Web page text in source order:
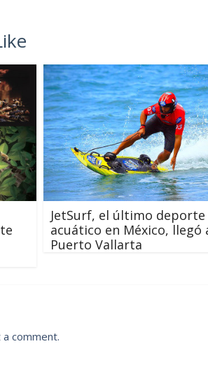
JetSurf, el último deporte
acuático en México, llegó
Puerto Vallarta
comment.